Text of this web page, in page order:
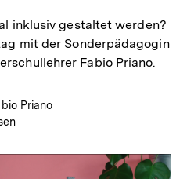
inklusiv gestaltet werden?
mit der Sonderpädagogin
Fabio Priano.
Priano